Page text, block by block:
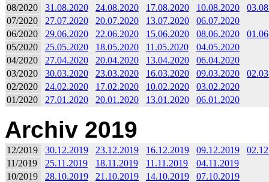
08/2020
31.08.2020 24.08.2020 17.08.2020 10.08.2020
07/2020
27.07.2020 20.07.2020 13.07.2020
06.07.2020
06/2020
29.06.2020 22.06.2020 15.06.2020 08.06.2020
05/2020
25.05.2020 18.05.2020 11.05.2020
04.05.2020
04/2020
27.04.2020 20.04.2020 13.04.2020
06.04.2020
03/2020
30.03.2020 23.03.2020 16.03.2020 09.03.2020
02/2020
24.02.2020 17.02.2020 10.02.2020
03.02.2020
01/2020
27.01.2020 20.01.2020 13.01.2020 06.01.2020
Archiv 2019
12/2019 30.12.2019 23.12.2019 16.12.2019 09.12.2019
11/2019
25.11.2019 18.11.2019 11.11.2019
04.11.2019
10/2019
28.10.2019 21.10.2019 14.10.2019
07.10.2019